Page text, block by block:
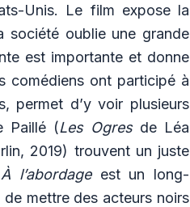
Unis. Le film expose la
société oublie une grande
est importante et donne
comédiens ont participé à
permet d’y voir plusieurs
Paillé (Les Ogres de Léa
2019) trouvent un juste
À l’abordage est un long-
mettre des acteurs noirs